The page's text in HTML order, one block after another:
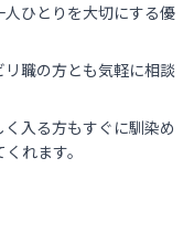
ひとりを大切にする優
職の方とも気軽に相談
入る方もすぐに馴染め
れます。